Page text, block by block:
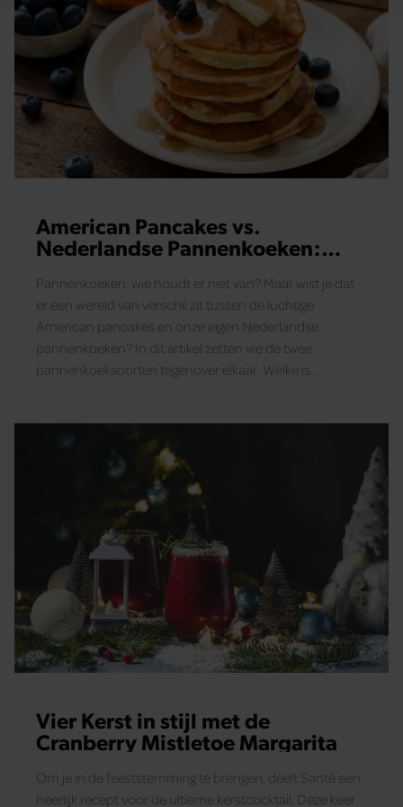
adverteren en analyse. Deze partners kunnen deze
combineren met andere informatie die u aan ze heeft
die ze hebben verzameld op basis van uw gebruik van hun
services. U gaat akkoord met onze cookies als u onze
blijft gebruiken.
American Pancakes vs.
Nederlandse Pannenkoeken:
Pannenkoeken: wie houdt er niet van? Maar wist je dat
er een wereld van verschil zit tussen de luchtige
American pancakes en onze eigen Nederlandse
pannenkoeken? In dit artikel zetten we de twee
pannenkoeksoorten tegenover elkaar. Welke is
Vier Kerst in stijl met de
Cranberry Mistletoe Margarita
Om je in de feeststemming te brengen, deelt Santé een
heerlijk recept voor de ultieme kerstcocktail. Deze keer